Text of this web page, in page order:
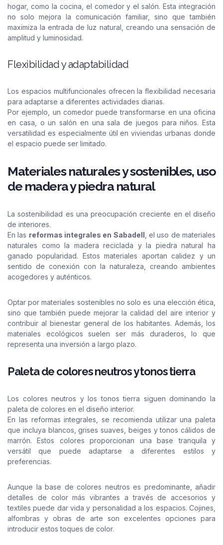
hogar, como la cocina, el comedor y el salón. Esta integración
no solo mejora la comunicación familiar, sino que también
maximiza la entrada de luz natural, creando una sensación de
amplitud y luminosidad.
Flexibilidad y adaptabilidad
Los espacios multifuncionales ofrecen la flexibilidad necesaria
para adaptarse a diferentes actividades diarias.
Por ejemplo, un comedor puede transformarse en una oficina
en casa, o un salón en una sala de juegos para niños. Esta
versatilidad es especialmente útil en viviendas urbanas donde
el espacio puede ser limitado.
Materiales naturales y sostenibles, uso
de madera y piedra natural
La sostenibilidad es una preocupación creciente en el diseño
de interiores.
En las reformas integrales en Sabadell , el uso de materiales
naturales como la madera reciclada y la piedra natural ha
ganado popularidad. Estos materiales aportan calidez y un
sentido de conexión con la naturaleza, creando ambientes
acogedores y auténticos.
Optar por materiales sostenibles no solo es una elección ética,
sino que también puede mejorar la calidad del aire interior y
contribuir al bienestar general de los habitantes. Además, los
materiales ecológicos suelen ser más duraderos, lo que
representa una inversión a largo plazo.
Paleta de colores neutros y tonos tierra
Los colores neutros y los tonos tierra siguen dominando la
paleta de colores en el diseño interior.
En las reformas integrales, se recomienda utilizar una paleta
que incluya blancos, grises suaves, beiges y tonos cálidos de
marrón. Estos colores proporcionan una base tranquila y
versátil que puede adaptarse a diferentes estilos y
preferencias.
Aunque la base de colores neutros es predominante, añadir
detalles de color más vibrantes a través de accesorios y
textiles puede dar vida y personalidad a los espacios. Cojines,
alfombras y obras de arte son excelentes opciones para
introducir estos toques de color.